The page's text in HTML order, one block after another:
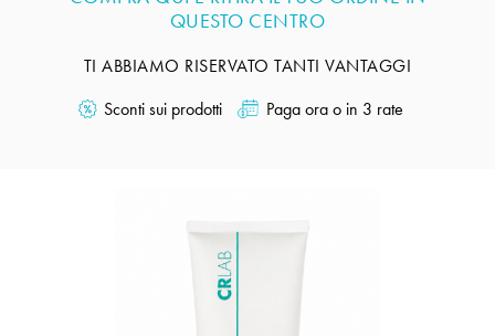
QUESTO CENTRO
TI ABBIAMO RISERVATO TANTI VANTAGGI
Sconti sui prodotti Paga ora o in 3 rate